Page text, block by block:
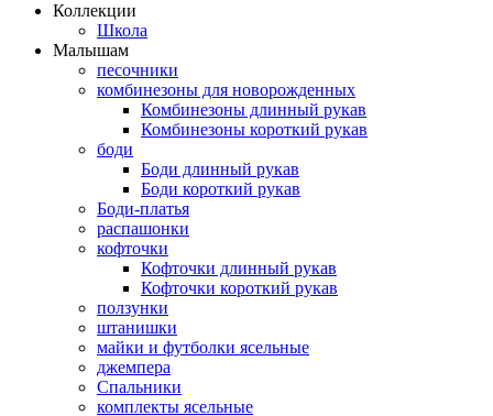
Коллекции
Школа
Малышам
песочники
комбинезоны для новорожденных
Комбинезоны длинный рукав
Комбинезоны короткий рукав
боди
Боди длинный рукав
Боди короткий рукав
Боди-платья
распашонки
кофточки
Кофточки длинный рукав
Кофточки короткий рукав
ползунки
штанишки
майки и футболки ясельные
джемпера
Спальники
комплекты ясельные